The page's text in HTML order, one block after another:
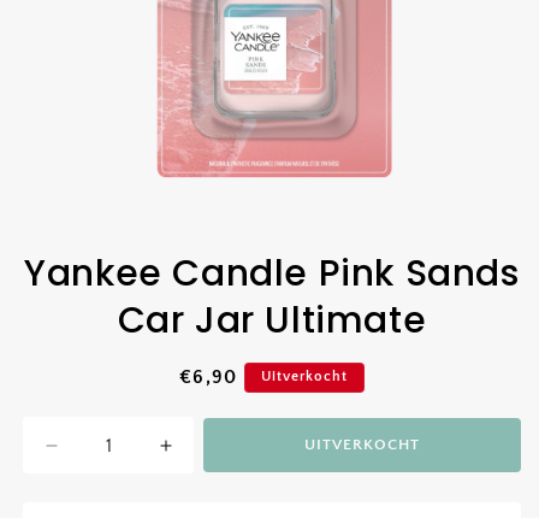
Yankee Candle Pink Sands
Car Jar Ultimate
Normale
€6,90 Uitverkocht
Aantal
Aantal
UITVERKOCHT